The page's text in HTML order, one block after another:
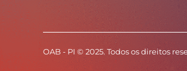
OAB - PI © 2025. Todos os direitos